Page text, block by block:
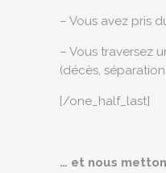
– Vous avez pris
– Vous traversez
(décès,
[/one_half_last]
… et nous